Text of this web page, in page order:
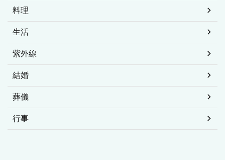
料理
生活
紫外線
結婚
葬儀
行事